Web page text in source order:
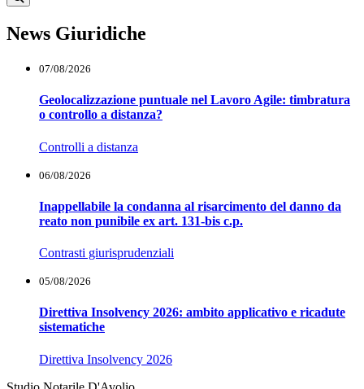
News Giuridiche
07/08/2026
Geolocalizzazione puntuale nel Lavoro Agile: timbratura
o controllo a distanza?
Controlli a distanza
06/08/2026
Inappellabile la condanna al risarcimento del danno da
reato non punibile ex art. 131-bis c.p.
Contrasti giurisprudenziali
05/08/2026
Direttiva Insolvency 2026: ambito applicativo e ricadute
sistematiche
Direttiva Insolvency 2026